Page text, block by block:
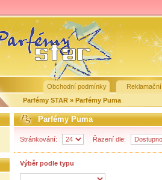
Obchodní podmínky
Parfémy STAR » Parfémy Puma
Parfémy Puma
Stránkování: Řazení dle:
Výběr podle typu